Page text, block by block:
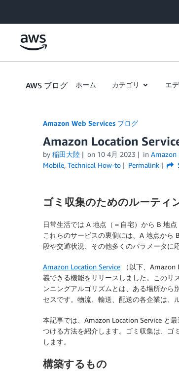
AWS ブログ ホーム カテゴリ エ
Amazon Web Services ブログ
Amazon Location
by 稲田大陸 on 10 4月 2023 in Amazon
Mobile, Technical How-to Permalink
ゴミ収集のためのルーティ
日常生活では A 地点（＝自宅）から B 地
これらのサービスの裏側には、A 地点から
段や交通状況、その他多くのパラメータに
Amazon Location Service （以下、
義できる機能をリリースしました。このリ
ンニングアルゴリズムとは、ある場所から
セスです。物流、輸送、配送の各企業は、
本記事では、Amazon Location Service と
つける方法を紹介します。ゴミ収集は、ゴ
します。
構築するもの